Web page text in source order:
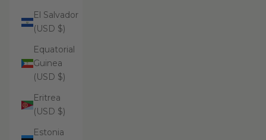
El Salvador
(USD $)
Equatorial
Guinea
(USD $)
Eritrea
(USD $)
Estonia